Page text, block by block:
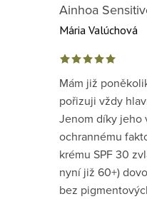
Mária Valúchová
Mám již
pořizuji vždy
Jenom díky jeho
ochrannému
krému SPF 30
nyní již 60+)
bez